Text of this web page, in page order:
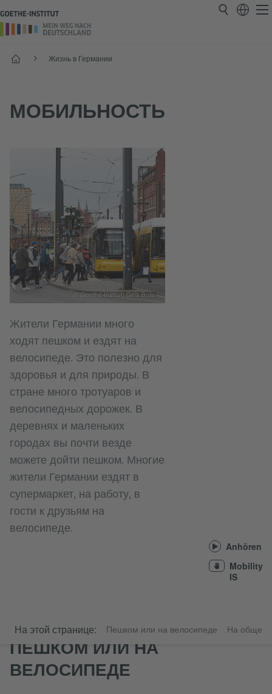
Старт Жизнь в Германии
МОБИЛЬНОСТЬ
© Goethe-Institut/ Gina Bolle
Жители Германии много
ходят пешком и ездят на
велосипеде. Это полезно для
здоровья и для природы. В
стране много тротуаров и
велосипедных дорожек. В
деревнях и маленьких
городах вы почти везде
можете дойти пешком. Многие
жители Германии ездят в
супермаркет, на работу, в
гости к друзьям на
велосипеде.
Anhören
Mobility
IS
На этой странице: Пешком или на велосипеде На
ПЕШКОМ ИЛИ НА
ВЕЛОСИПЕДЕ